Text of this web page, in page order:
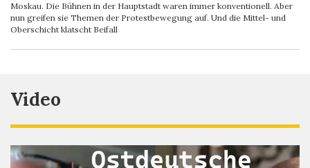
Moskau. Die Bühnen in der Hauptstadt waren immer konventionell. Aber
nun greifen sie Themen der Protestbewegung auf. Und die Mittel- und
Oberschicht klatscht Beifall
Video